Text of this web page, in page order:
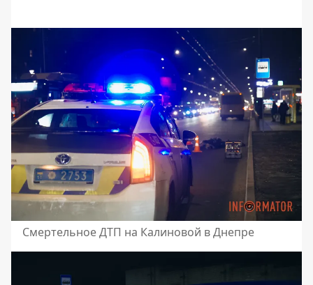
Смертельное ДТП на Калиновой в Днепре